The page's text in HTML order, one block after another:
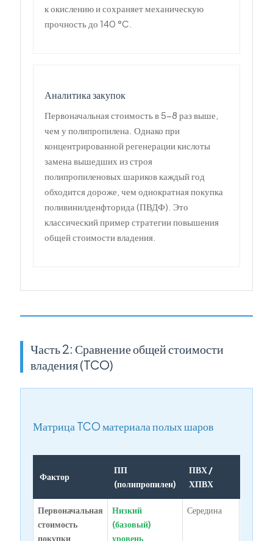
к окислению и сохраняет механическую
прочность до 140 °C.
Аналитика закупок
Первоначальная стоимость в 5-8 раз выше,
чем у полипропилена. Однако при
концентрированной регенерации кислоты
замена вышедших из строя
полипропиленовых шариков каждый год
обходится дороже, чем однократная покупка
поливинилденфторида (ПВДФ). Это
классический пример стратегии повышения
общей стоимости владения.
Часть 2: Сравнение общей стоимости
владения (TCO)
Матрица TCO материала полых шаров
Фактор
ПП
(полипропилен)
ПВХ /
ХПВХ
Первоначальная
стоимость
покупки
Низкий
(базовый)
уровень
Середина